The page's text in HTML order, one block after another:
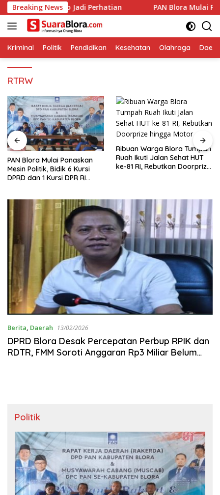
Langsung
ke
konten
Breaking News
Jadi Perhatian ‎PAN Blora Mulai Panaskan
Kriminal Politik Pendidikan Kesehatan Olahraga
RTRW
‎PAN Blora Mulai Panaskan
Mesin Politik, Bidik 6 Kursi
DPRD dan 1 Kursi DPR RI
Ribuan Warga Blora Tumpah
Ruah Ikuti Jalan Sehat HUT
ke-81 RI, Rebutkan Doorprize
Berita, Daerah 13/02/2026
DPRD Blora Desak Percepatan Perbup RPIK dan
RDTR, FMM Soroti Anggaran Rp3 Miliar Belum
Politik